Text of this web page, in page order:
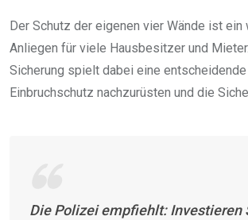
Der Schutz der eigenen vier Wände ist ein
Anliegen für viele Hausbesitzer und
Sicherung spielt dabei eine entscheidende
Einbruchschutz nachzurüsten und die
Die Polizei empfiehlt: Investieren